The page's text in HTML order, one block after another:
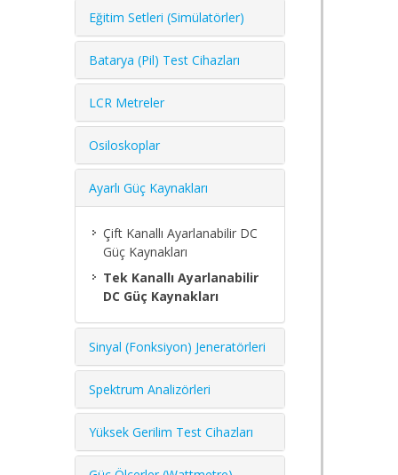
Eğitim Setleri (Simülatörler)
Batarya (Pil) Test Cihazları
LCR Metreler
Osiloskoplar
Ayarlı Güç Kaynakları
Çift Kanallı Ayarlanabilir DC
Güç Kaynakları
Tek Kanallı Ayarlanabilir
DC Güç Kaynakları
Sinyal (Fonksiyon) Jeneratörleri
Spektrum Analizörleri
Yüksek Gerilim Test Cihazları